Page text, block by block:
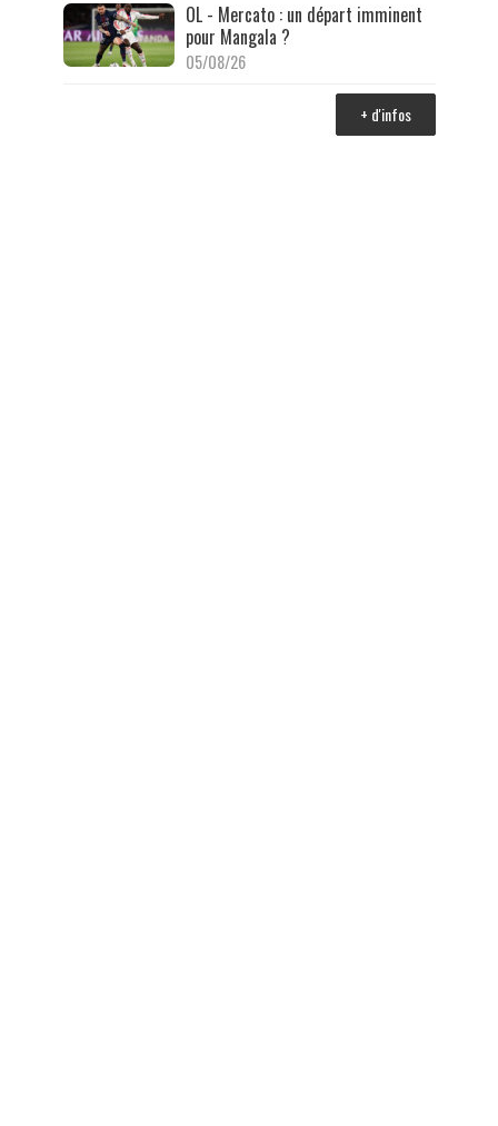
OL - Mercato : un départ imminent
pour Mangala ?
05/08/26
+ d'infos